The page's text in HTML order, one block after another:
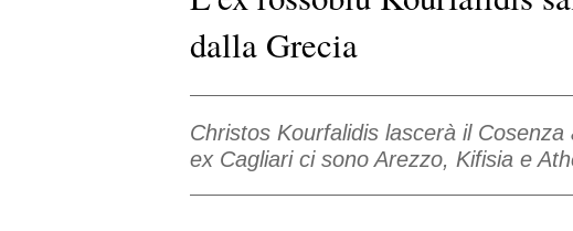
dalla Grecia
Christos Kourfalidis lascerà il
ex Cagliari ci sono Arezzo, Kifisia e